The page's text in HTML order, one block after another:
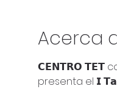
Acerca
𝗖𝗘𝗡𝗧𝗥𝗢 𝗧𝗘𝗧
presenta el 𝗜